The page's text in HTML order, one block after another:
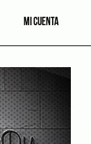
MI CUENTA